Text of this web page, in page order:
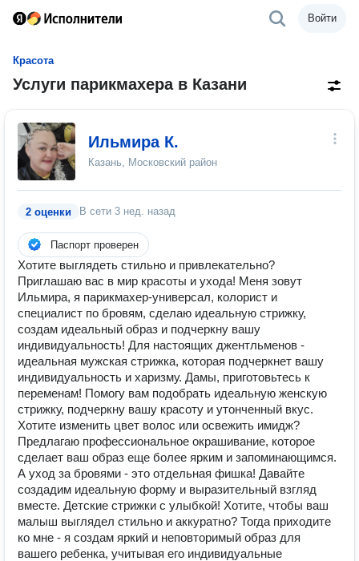
Войти
Красота
Услуги парикмахера в Казани
Ильмира К.
Казань, Московский район
2 оценки В сети 3 нед. назад
Паспорт проверен
Хотите выглядеть стильно и привлекательно?
Приглашаю вас в мир красоты и ухода! Меня зовут
Ильмира, я парикмахер-универсал, колорист и
специалист по бровям, сделаю идеальную стрижку,
создам идеальный образ и подчеркну вашу
индивидуальность! Для настоящих джентльменов -
идеальная мужская стрижка, которая подчеркнет вашу
индивидуальность и харизму. Дамы, приготовьтесь к
переменам! Помогу вам подобрать идеальную женскую
стрижку, подчеркну вашу красоту и утонченный вкус.
Хотите изменить цвет волос или освежить имидж?
Предлагаю профессиональное окрашивание, которое
сделает ваш образ еще более ярким и запоминающимся.
А уход за бровями - это отдельная фишка! Давайте
создадим идеальную форму и выразительный взгляд
вместе. Детские стрижки с улыбкой! Хотите, чтобы ваш
малыш выглядел стильно и аккуратно? Тогда приходите
ко мне - я создам яркий и неповторимый образ для
вашего ребенка, учитывая его индивидуальные